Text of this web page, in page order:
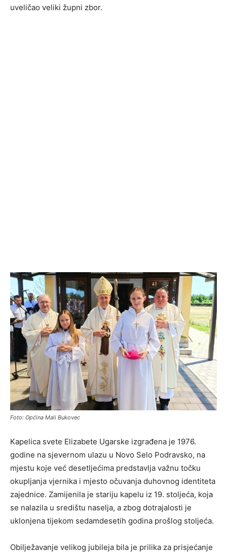
uveličao veliki župni zbor.
Foto: Općina Mali Bukovec
Kapelica svete Elizabete Ugarske izgrađena je 1976.
godine na sjevernom ulazu u Novo Selo Podravsko, na
mjestu koje već desetljećima predstavlja važnu točku
okupljanja vjernika i mjesto očuvanja duhovnog identiteta
zajednice. Zamijenila je stariju kapelu iz 19. stoljeća, koja
se nalazila u središtu naselja, a zbog dotrajalosti je
uklonjena tijekom sedamdesetih godina prošlog stoljeća.
Obilježavanje velikog jubileja bila je prilika za prisjećanje